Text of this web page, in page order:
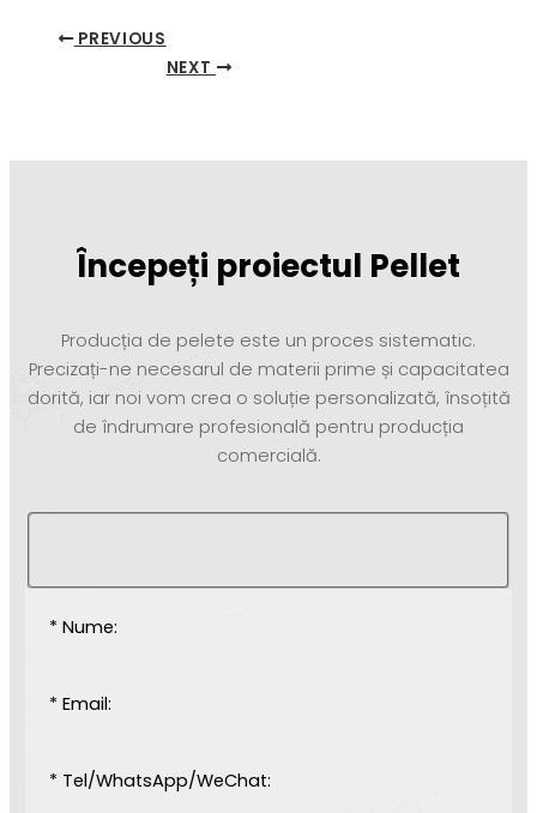
PREVIOUS
NEXT
Începeți proiectul Pellet
Producția de pelete este un proces sistematic.
Precizați-ne necesarul de materii prime și capacitatea
dorită, iar noi vom crea o soluție personalizată, însoțită
de îndrumare profesională pentru producția
comercială.
* Nume:
* Email:
* Tel/WhatsApp/WeChat: